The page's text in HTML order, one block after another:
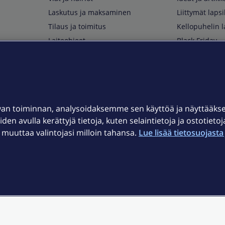
Laskutus ja maksaminen
Tilaus ja toimitus
Laiteohjeet
Kuuluvuuskartta
Asiakastiedotteet
OmaElisa-sovellus
Liittymät
Kellopuhelin
Black Friday
toiminnan, analysoidaksemme sen käyttöä ja
avulla kerättyjä tietoja, kuten selaintietoja ja
valintojasi milloin tahansa. Lue lisää tietosuojasta